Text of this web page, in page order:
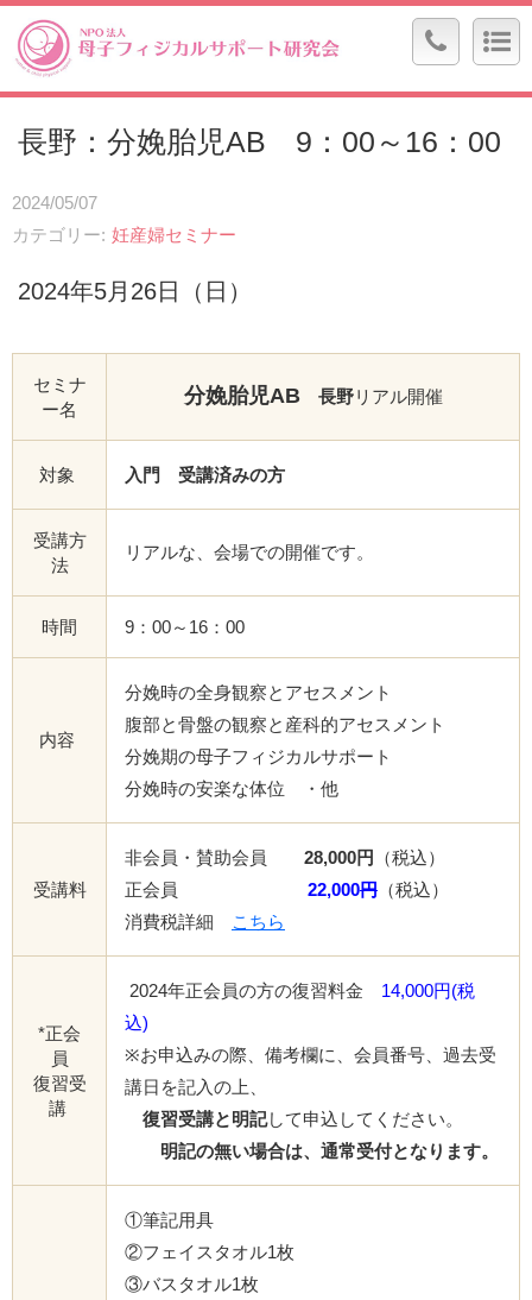
長野：分娩胎児AB 9：00～16：00
2024/05/07
カテゴリー 妊産婦セミナー
2024年5月26日（日）
セミナ
ー名
分娩胎児AB長野リアル開催
対象 入門 受講済みの方
受講方
法
リアルな、会場での開催です。
時間 9：00～16：00
内容
分娩時の全身観察とアセスメント
腹部と骨盤の観察と産科的アセスメント
分娩期の母子フィジカルサポート
分娩時の安楽な体位 ・他
受講料
非会員・賛助会員 28,000円
（税込）
正会員
22,000円 （税込）
消費税詳細
こちら
*正会
員
復習受
講
2024年正会員の方の復習料金 14,000円(税
込)
※お申込みの際、備考欄に、会員番号、過去受
講日を記入の上、
復習受講と明記して申込してください。
明記の無い場合は、通常受付となります。
①筆記用具
②フェイスタオル1枚
③バスタオル1枚